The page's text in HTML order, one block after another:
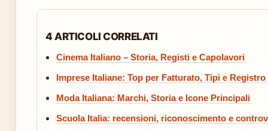
4 ARTICOLI CORRELATI
Cinema Italiano – Storia, Registi e Capolavori
Imprese Italiane: Top per Fatturato, Tipi e
Moda Italiana: Marchi, Storia e Icone Principali
Scuola Italia: recensioni, riconoscimento e